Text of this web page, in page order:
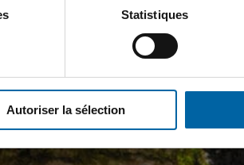
Statistiques
Autoriser la sélection